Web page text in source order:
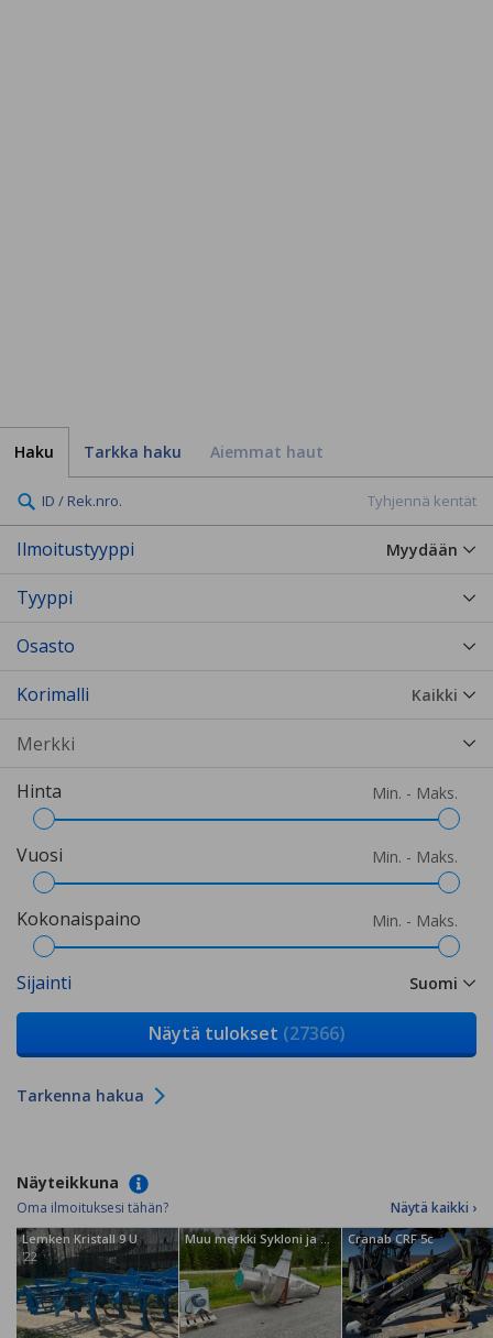
Haku Tarkka haku Aiemmat haut
Tyhjennä kentät
ID / Rek.nro.
Myydään
Ilmoitustyyppi
Tyyppi
Osasto
Kaikki
Korimalli
Min. - Maks.
Hinta
Min. - Maks.
Vuosi
Min. - Maks.
Kokonaispaino
Suomi
Sijainti
Näytä tulokset (27366)
Tarkenna hakua
Näyteikkuna
Oma ilmoituksesi tähän? Näytä kaikki ›
Lemken Kristall 9 U
'22
Muu merkki Sykloni ja Puhallin Cranab CRF 5c